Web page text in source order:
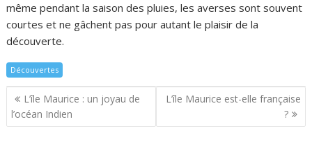
même pendant la saison des pluies, les averses sont souvent
courtes et ne gâchent pas pour autant le plaisir de la
découverte.
Découvertes
Navigation
de
l’article
L’île Maurice : un joyau de
l’océan Indien
L’île Maurice est-elle française
?